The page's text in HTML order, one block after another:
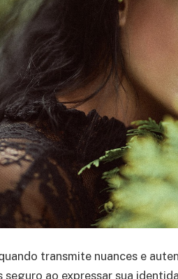
transmite nuances e
seguro ao expressar sua